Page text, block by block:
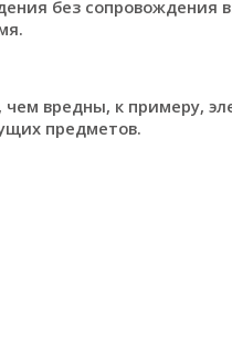
без сопровождения
вредны, к примеру,
предметов.